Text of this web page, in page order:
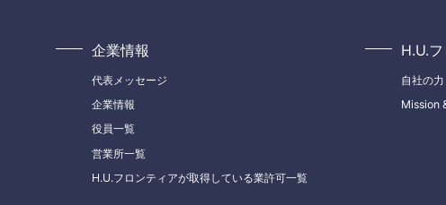
企業情報
代表メッセージ
企業情報
役員一覧
営業所一覧
H.U.フロンティアが取得している業許可一覧
H.U.
自社の力
Mission